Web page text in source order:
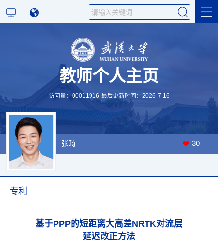
科学研究
教师个人主页
访问量： 00011916 最后更新时间： 2026-7-16
张琦 30
专利
基于PPP的短距离大高差NRTK对流层
延迟改正方法